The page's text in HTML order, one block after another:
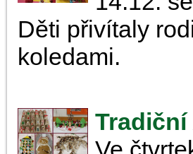
Děti přivítaly
koledami.